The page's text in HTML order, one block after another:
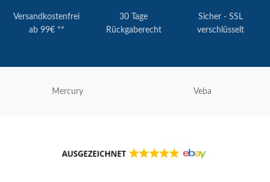
Versandkostenfrei
ab 99€ **
30 Tage
Rückgaberecht
Sicher - SSL
verschlüsselt
Mercury Veba